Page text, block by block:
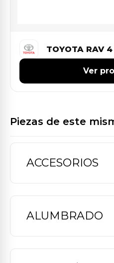
TOYOTA RAV 4
Ver
Piezas de este
ACCESORIOS
ALUMBRADO